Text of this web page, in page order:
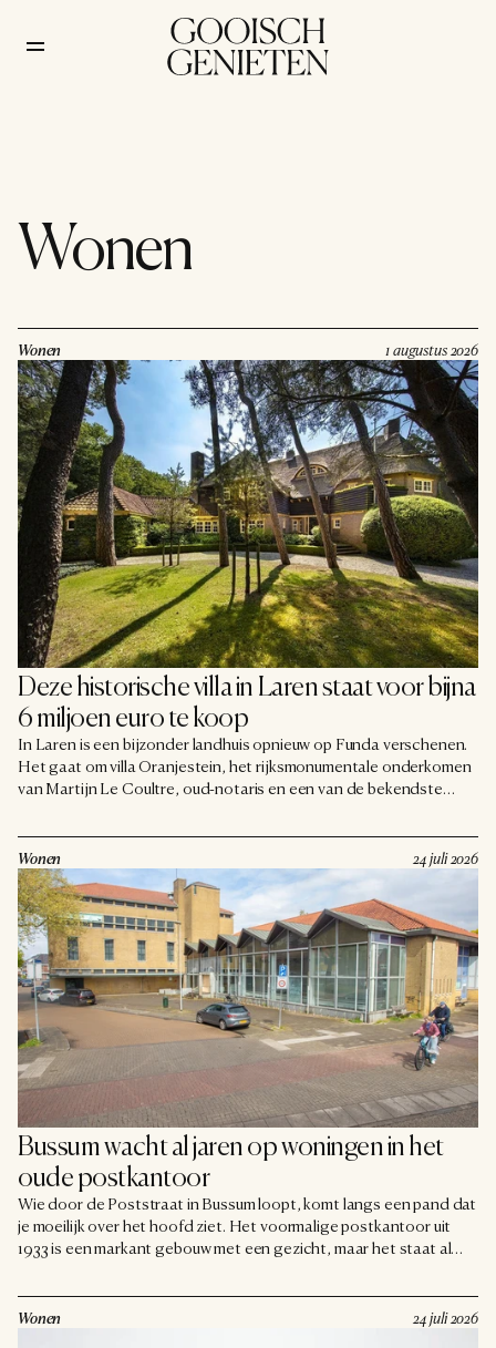
Wonen
Wonen 1 augustus 2026
Deze historische villa in Laren staat voor bijna
6 miljoen euro te koop
In Laren is een bijzonder landhuis opnieuw op Funda verschenen.
Het gaat om villa Oranjestein, het rijksmonumentale onderkomen
van Martijn Le Coultre, oud-notaris en een van de bekendste
maar keert nu terug met een vraagprijs van net geen zes miljoen
euro. Voor dat bedrag krijg je een eeuw aan grandeur, midden in
het groen.
Wonen 24 juli 2026
Bussum wacht al jaren op woningen in het
oude postkantoor
Wie door de Poststraat in Bussum loopt, komt langs een pand dat
je moeilijk over het hoofd ziet. Het voormalige postkantoor uit
1933 is een markant gebouw met een gezicht, maar het staat al
geen nieuwe bestemming gekomen. Nu ligt er een plan om het te
transformeren tot woningen, en er is een petitie gestart om daar
Wonen 24 juli 2026